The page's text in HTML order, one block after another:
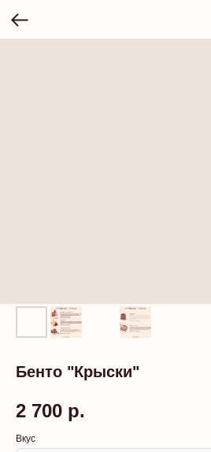
Бенто "Крыски"
2 700 р.
Вкус